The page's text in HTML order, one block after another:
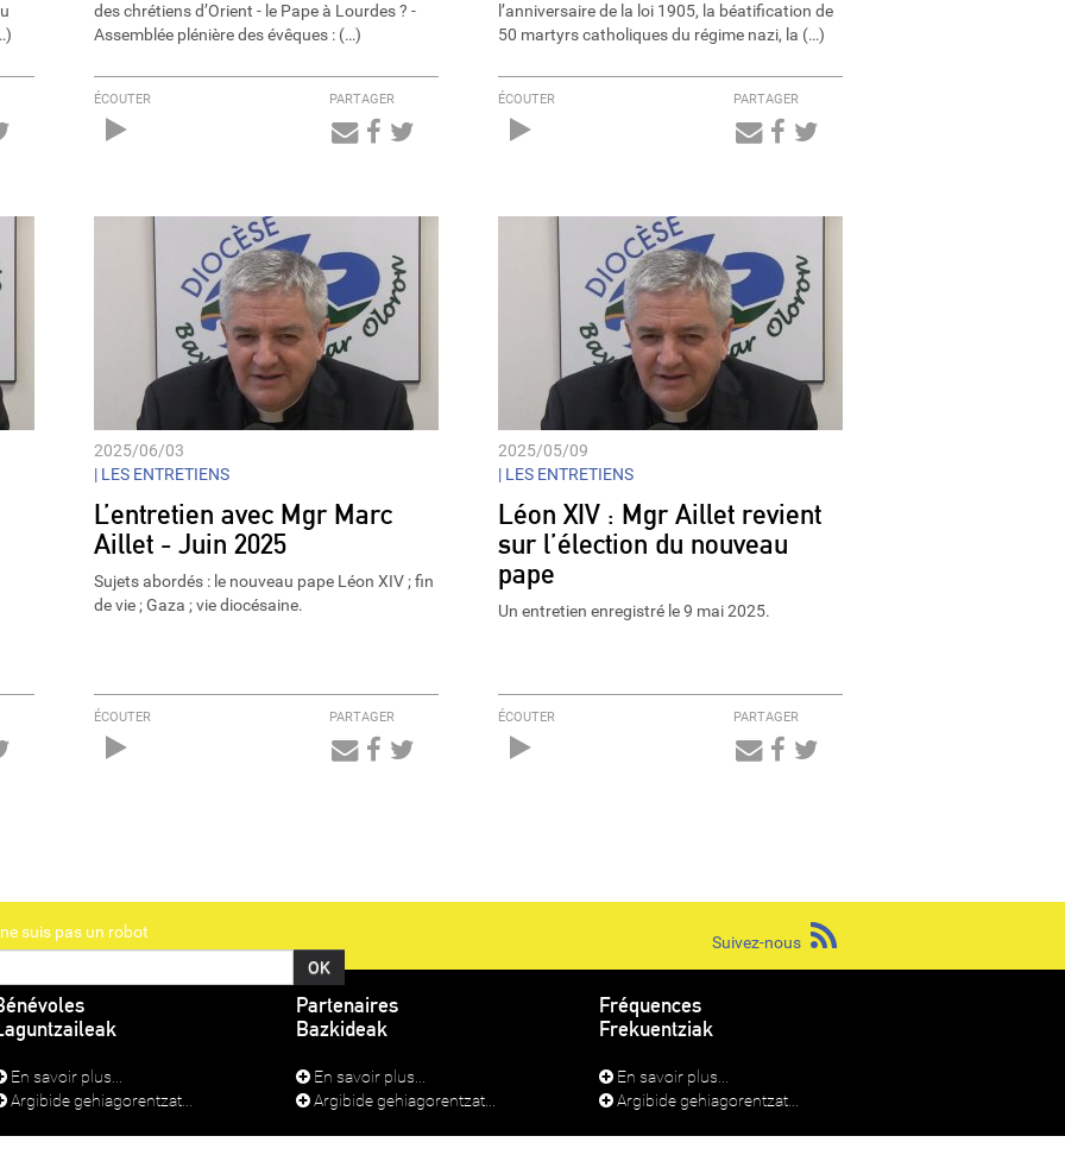
des chrétiens d’Orient - le Pape à Lourdes ? -
Assemblée plénière des évêques : (…)
ÉCOUTER PARTAGER
l’anniversaire de la loi 1905, la béatification de
50 martyrs catholiques du régime nazi, la (…)
ÉCOUTER PARTAGER
2025/06/03
| LES ENTRETIENS
L’entretien avec Mgr Marc
Aillet - Juin 2025
Sujets abordés : le nouveau pape Léon XIV ; fin
de vie ; Gaza ; vie diocésaine.
ÉCOUTER PARTAGER
2025/05/09
| LES ENTRETIENS
Léon XIV : Mgr Aillet revient
sur l’élection du nouveau
pape
Un entretien enregistré le 9 mai 2025.
ÉCOUTER PARTAGER
suis pas un robot
Suivez-nous
En savoir plus...
Argibide gehiagorentzat...
Partenaires
Bazkideak
En savoir plus...
Argibide gehiagorentzat...
Fréquences
Frekuentziak
En savoir plus...
Argibide gehiagorentzat...